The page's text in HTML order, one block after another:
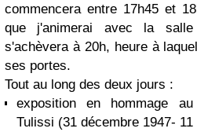
commencera entre 17h45 et
que j'animerai avec la salle
s'achèvera à 20h, heure à
ses portes.
Tout au long des deux jours :
exposition en hommage
Tulissi (31 décembre 1947-